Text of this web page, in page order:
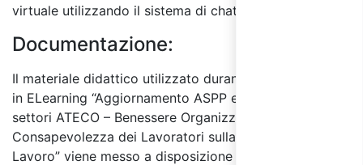
virtuale utilizzando il sistema di chat online.
Documentazione:
Il materiale didattico utilizzato durante il corso online
in ELearning “Aggiornamento ASPP e RSPP – Tutti
settori ATECO – Benessere Organizzativo e
Consapevolezza dei Lavoratori sulla Sicurezza del
Lavoro” viene messo a disposizione anche in formato